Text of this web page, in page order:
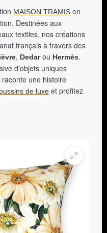
MAISON TRAMIS en
Destinées aux
textiles, nos créations
français à travers des
, Dedarou Hermès.
d'objets uniques
une histoire
de luxe et profitez